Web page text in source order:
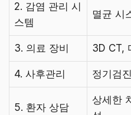
2. 감염 관리 시
스템
멸균 시
3. 의료 장비 3D CT,
4. 사후관리 정기검
5. 환자 상담
상세한